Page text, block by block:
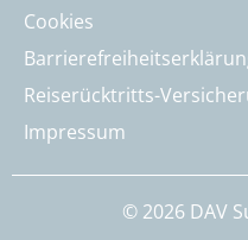
Cookies
Reiserücktritts-
Impressum
© 2026 DAV